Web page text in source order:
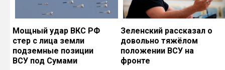
Мощный удар ВКС РФ
стер с лица земли
подземные позиции
ВСУ под Сумами
Зеленский рассказал о
довольно тяжёлом
положении ВСУ на
фронте